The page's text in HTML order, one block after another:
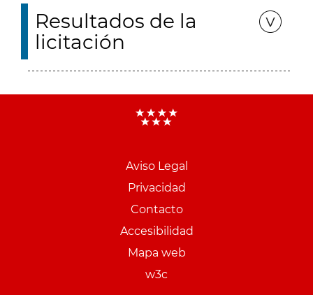
Resultados de la
licitación
Aviso Legal
Privacidad
Contacto
Accesibilidad
Mapa web
w3c